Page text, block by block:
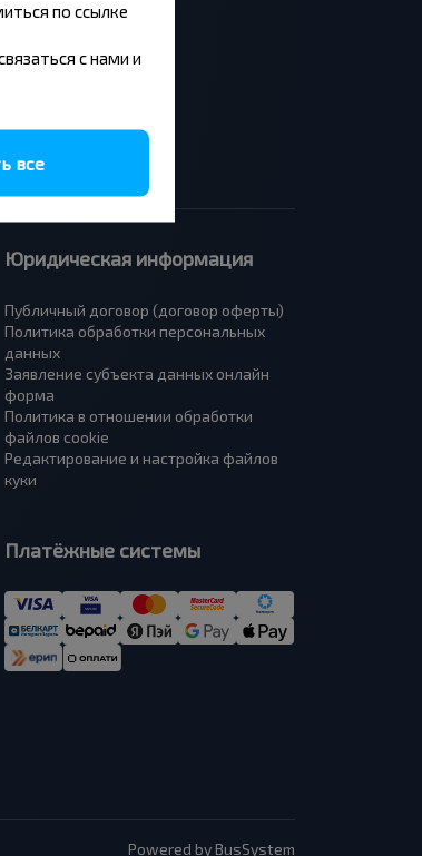
Москва - Барановичи
Брест - Люблин
Юридическая информация
Публичный договор (договор оферты)
Политика обработки персональных
данных
Заявление субъекта данных онлайн
форма
Политика в отношении обработки
файлов cookie
Редактирование и настройка файлов
куки
Платёжные системы
Powered by BusSystem
по ссылке
с нами и
все